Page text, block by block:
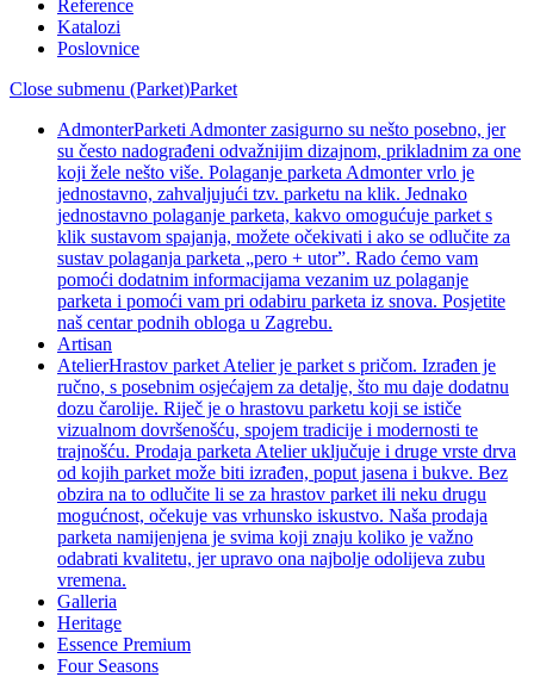
Reference
Katalozi
Poslovnice
Close submenu (Parket)Parket
AdmonterParketi Admonter zasigurno su nešto posebno, jer
su često nadograđeni odvažnijim dizajnom, prikladnim za one
koji žele nešto više. Polaganje parketa Admonter vrlo je
jednostavno, zahvaljujući tzv. parketu na klik. Jednako
jednostavno polaganje parketa, kakvo omogućuje parket s
klik sustavom spajanja, možete očekivati i ako se odlučite za
sustav polaganja parketa „pero + utor”. Rado ćemo vam
pomoći dodatnim informacijama vezanim uz polaganje
parketa i pomoći vam pri odabiru parketa iz snova. Posjetite
naš centar podnih obloga u Zagrebu.
Artisan
AtelierHrastov parket Atelier je parket s pričom. Izrađen je
ručno, s posebnim osjećajem za detalje, što mu daje dodatnu
dozu čarolije. Riječ je o hrastovu parketu koji se ističe
vizualnom dovršenošću, spojem tradicije i modernosti te
trajnošću. Prodaja parketa Atelier uključuje i druge vrste drva
od kojih parket može biti izrađen, poput jasena i bukve. Bez
obzira na to odlučite li se za hrastov parket ili neku drugu
mogućnost, očekuje vas vrhunsko iskustvo. Naša prodaja
parketa namijenjena je svima koji znaju koliko je važno
odabrati kvalitetu, jer upravo ona najbolje odolijeva zubu
vremena.
Galleria
Heritage
Essence Premium
Four Seasons